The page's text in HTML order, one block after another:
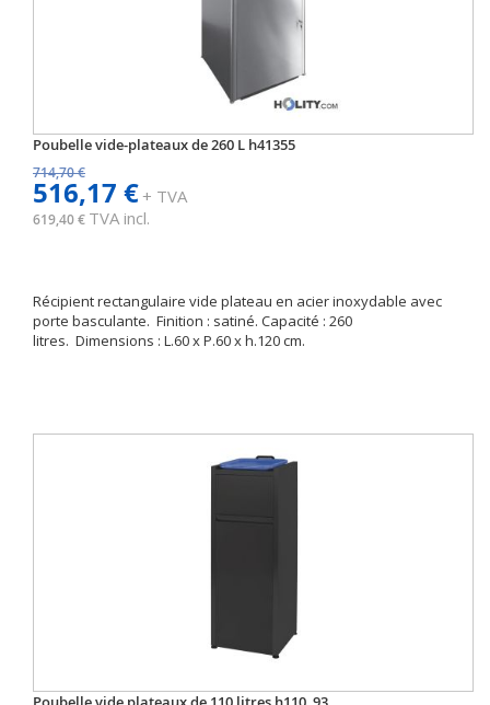
Poubelle vide-plateaux de 260 L h41355
714,70 €
516,17 €+ TVA
619,40 € TVA incl.
Récipient rectangulaire vide plateau en acier inoxydable avec
porte basculante. Finition : satiné. Capacité : 260
litres. Dimensions : L.60 x P.60 x h.120 cm.